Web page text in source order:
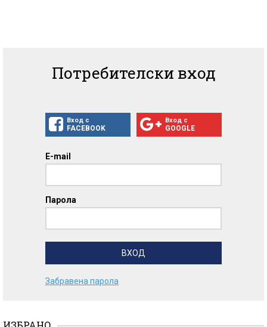
Потребителски вход
Вход с
FACEBOOK
Вход с
GOOGLE
E-mail
Парола
Забравена парола